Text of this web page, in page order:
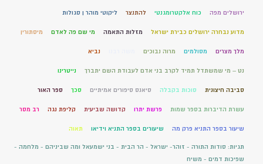
ירושלים מפה כוח אלקטרומגנטי להתנצר ליקוטי מוהר ן סגולות
מדוע נבחרה ירושלים כבירת ישראל מזלות התאמה מי שם פה לאדם מיסתורין
מלך מצרים מסולמים מרוה נבוכים נביא
נט – מי שמשתדל תמיד לקרב בני אדם לעבודת השם יתברך נייטרינו
סביבה חיצונית סוכות בקבלה סיאנס סיפורים אמיתיים סכך ספר האור
עשרת הדיברות בספר שמות פרשת יתרו קדושה שביעית קליפת נגה רב מסר
שיעור בספר התניא פרק מה שיעורים בספר התניא וידיאו תאוה
תגיות: סודות התורה - זוהר- ישראל - הר הבית - בני ישמעאל ומה שביניהם - מלחמה -
שפיכות דמים - משיח